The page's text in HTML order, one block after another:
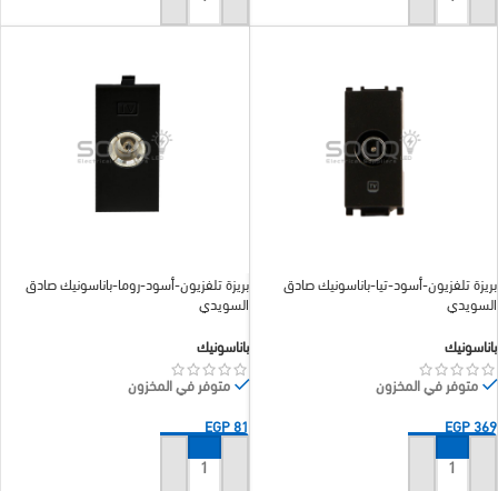
بريزة تلفزيون-أسود-تيا-باناسونيك صادق
السويدي
باناسونيك
متوفر في المخزون
EGP369
إضافة إلى السلة
بريزة تلفزيون-أسود-روما-باناسونيك صادق
السويدي
باناسونيك
متوفر في المخزون
EGP81
إضافة إلى السلة